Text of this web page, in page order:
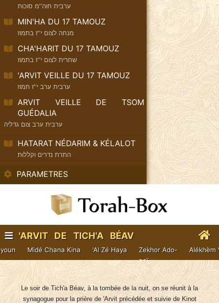
ערבית חוה''מ סוכות
MIN'HA DU 17 TAMOUZ
מנחה לצום י''ז בתמוז
CHA'HARIT DU 17 TAMOUZ
שחרית לצום י''ז בתמוז
'ARVIT VEILLE DU 17 TAMOUZ
ערבית ערב י''ז תמוז
ARVIT VEILLE DE TSOM
GUÉDALIA
ערבית ערב צום גדליה
HATARAT NÉDARIM & KÉLALOT
התרת נדרים וקללות
PARAMETRES
'ARVIT DE TICH'A BÉAV
(AVEC KINOT)
Midé Chana Kina 'Al Zé Haya
Zekhor Ado-
naï
Alékhèm
Le soir de Tich'a Béav, à la tombée de la nuit, on se réunit à la
synagogue pour la prière de 'Arvit précédée et suivie de Kinot